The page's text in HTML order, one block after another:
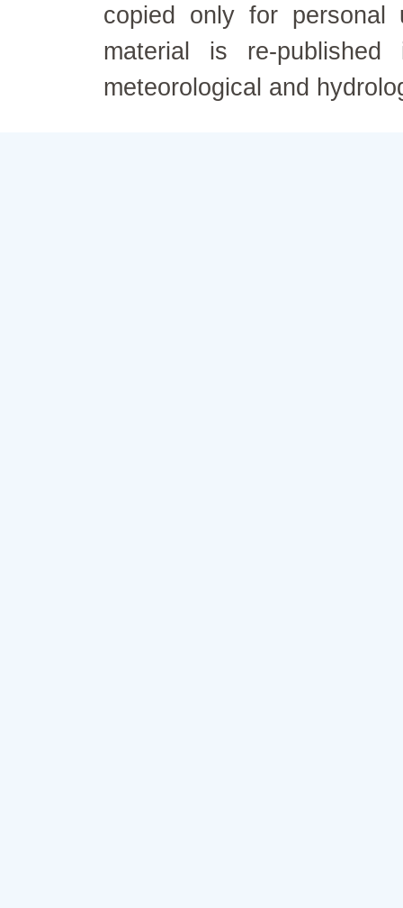
copied only for personal
material is re-
meteorological and